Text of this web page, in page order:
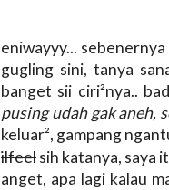
eniwayyy...
gugling sini, tanya
banget sii ciri²nya..
pusing udah gak aneh,
keluar², gampang
ilfeelsih katanya, saya
anget, apa lagi kalau